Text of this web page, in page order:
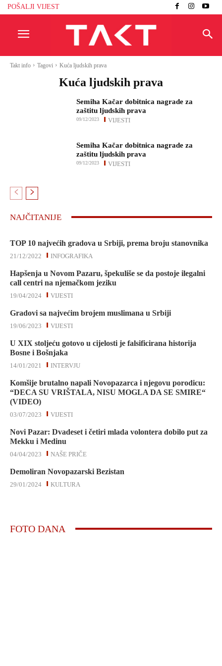
POŠALJI VIJEST
Takt info Tagovi Kuća ljudskih prava
Kuća ljudskih prava
Semiha Kačar dobitnica nagrade za
zaštitu ljudskih prava
VIJESTI
09/12/2023
Semiha Kačar dobitnica nagrade za
zaštitu ljudskih prava
VIJESTI
09/12/2023
NAJČITANIJE
TOP 10 najvećih gradova u Srbiji, prema broju stanovnika
INFOGRAFIKA
21/12/2022
Hapšenja u Novom Pazaru, špekuliše se da postoje ilegalni
call centri na njemačkom jeziku
VIJESTI
19/04/2024
Gradovi sa najvećim brojem muslimana u Srbiji
VIJESTI
19/06/2023
U XIX stoljeću gotovo u cijelosti je falsificirana historija
Bosne i Bošnjaka
INTERVJU
14/01/2021
Komšije brutalno napali Novopazarca i njegovu porodicu:
“DECA SU VRIŠTALA, NISU MOGLA DA SE SMIRE“
(VIDEO)
VIJESTI
03/07/2023
Novi Pazar: Dvadeset i četiri mlada volontera dobilo put za
Mekku i Medinu
NAŠE PRIČE
04/04/2023
Demoliran Novopazarski Bezistan
KULTURA
29/01/2024
FOTO DANA